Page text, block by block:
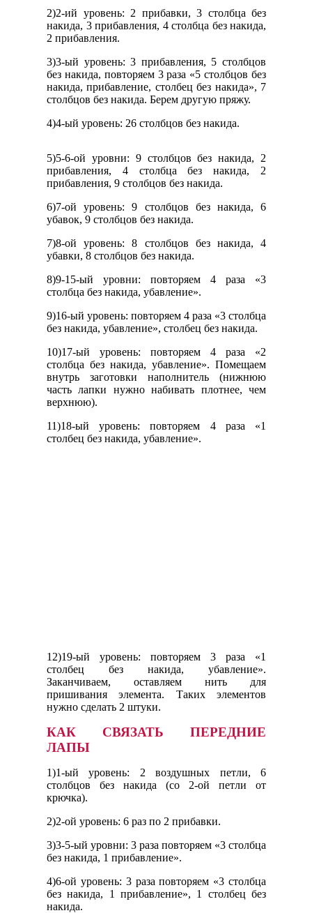
2)2-ий уровень: 2 прибавки, 3 столбца без
накида, 3 прибавления, 4 столбца без накида,
2 прибавления.
3)3-ый уровень: 3 прибавления, 5 столбцов
без накида, повторяем 3 раза «5 столбцов без
накида, прибавление, столбец без накида», 7
столбцов без накида. Берем другую пряжу.
4)4-ый уровень: 26 столбцов без накида.
5)5-6-ой уровни: 9 столбцов без накида, 2
прибавления, 4 столбца без накида, 2
прибавления, 9 столбцов без накида.
6)7-ой уровень: 9 столбцов без накида, 6
убавок, 9 столбцов без накида.
7)8-ой уровень: 8 столбцов без накида, 4
убавки, 8 столбцов без накида.
8)9-15-ый уровни: повторяем 4 раза «3
столбца без накида, убавление».
9)16-ый уровень: повторяем 4 раза «3 столбца
без накида, убавление», столбец без накида.
10)17-ый уровень: повторяем 4 раза «2
столбца без накида, убавление». Помещаем
внутрь заготовки наполнитель (нижнюю
часть лапки нужно набивать плотнее, чем
верхнюю).
11)18-ый уровень: повторяем 4 раза «1
столбец без накида, убавление».
12)19-ый уровень: повторяем 3 раза «1
столбец без накида, убавление».
Заканчиваем, оставляем нить для
пришивания элемента. Таких элементов
нужно сделать 2 штуки.
КАК СВЯЗАТЬ ПЕРЕДНИЕ
ЛАПЫ
1)1-ый уровень: 2 воздушных петли, 6
столбцов без накида (со 2-ой петли от
крючка).
2)2-ой уровень: 6 раз по 2 прибавки.
3)3-5-ый уровни: 3 раза повторяем «3 столбца
без накида, 1 прибавление».
4)6-ой уровень: 3 раза повторяем «3 столбца
без накида, 1 прибавление», 1 столбец без
накида.